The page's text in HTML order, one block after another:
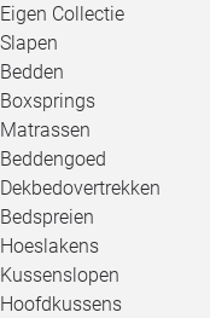
Eigen Collectie
Slapen
Bedden
Boxsprings
Matrassen
Beddengoed
Dekbedovertrekken
Bedspreien
Hoeslakens
Kussenslopen
Hoofdkussens